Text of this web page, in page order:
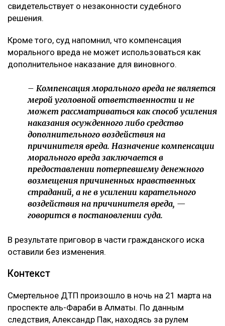
свидетельствует о незаконности судебного
решения.
Кроме того, суд напомнил, что компенсация
морального вреда не может использоваться как
дополнительное наказание для виновного.
– Компенсация морального вреда не является
мерой уголовной ответственности и не
может рассматриваться как способ усиления
наказания осужденного либо средство
дополнительного воздействия на
причинителя вреда. Назначение компенсации
морального вреда заключается в
предоставлении потерпевшему денежного
возмещения причиненных нравственных
страданий, а не в усилении карательного
воздействия на причинителя вреда, —
говорится в постановлении суда.
В результате приговор в части гражданского иска
оставили без изменения.
Контекст
Смертельное ДТП произошло в ночь на 21 марта на
проспекте аль-Фараби в Алматы. По данным
следствия, Александр Пак, находясь за рулем